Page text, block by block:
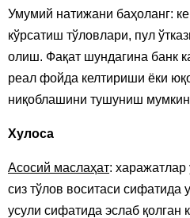
Умумий натижани баҳоланг:
кўрсатиш тўловлари, пул
олиш. Фақат шундагина банк
реал фойда келтириши ёки
ниқоблашини тушуниш
Хулоса
Асосий маслаҳат: харажатлар
сиз тўлов воситаси сифатида
усули сифатида эслаб қолган